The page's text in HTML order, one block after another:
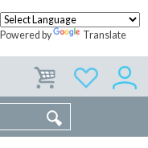
Powered by Translate
KONTAKT